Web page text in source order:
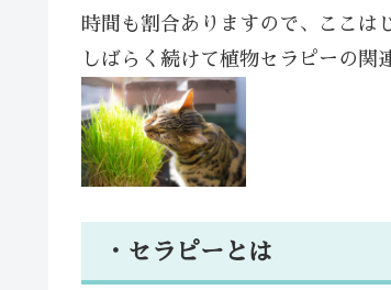
時間も割合ありますので、ここは
しばらく続けて植物セラピーの関
・セラピーとは